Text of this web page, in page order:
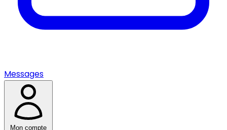
Messages
Mon compte